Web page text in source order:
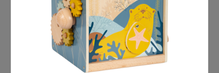
sicher in der Schaukel sitzt und sich frei
bewegen kann, ohne dabei das Gleichgewicht
zu verlieren. So können Sie sich entspannt
zurücklehnen und wissen, dass Ihr kleiner
Schatz gut aufgehoben ist.
abgerundeten Kanten der Babyschaukel